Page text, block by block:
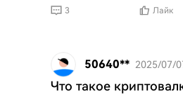
3 Лайк
50640** 2025/07/
Что такое